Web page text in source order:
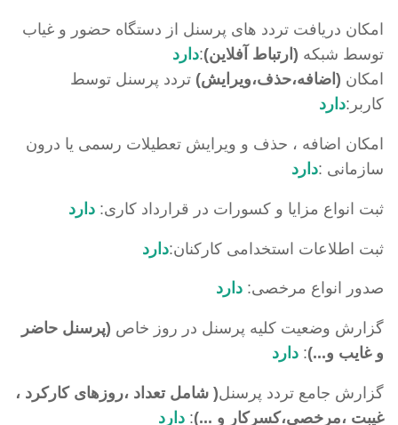
امکان دریافت تردد های پرسنل از دستگاه حضور و غیاب
توسط شبکه (ارتباط آفلاین):دارد
امکان (اضافه،حذف،ویرایش) تردد پرسنل توسط
کاربر:دارد
امکان اضافه ، حذف و ویرایش تعطیلات رسمی یا درون
سازمانی :دارد
ثبت انواع مزایا و کسورات در قرارداد کاری: دارد
ثبت اطلاعات استخدامی کارکنان:دارد
صدور انواع مرخصی: دارد
گزارش وضعیت کلیه پرسنل در روز خاص (پرسنل حاضر
و غایب و...): دارد
گزارش جامع تردد پرسنل( شامل تعداد ،روزهای کارکرد ،
غیبت ،مرخصی،کسرکار و ...): دارد